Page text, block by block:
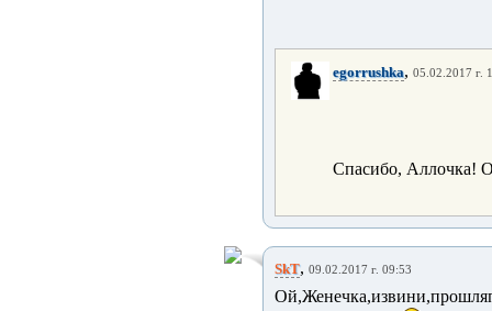
egorrushka, 05.02.2017 г.
Спасибо, Аллочка!
SkT, 09.02.2017 г. 09:53